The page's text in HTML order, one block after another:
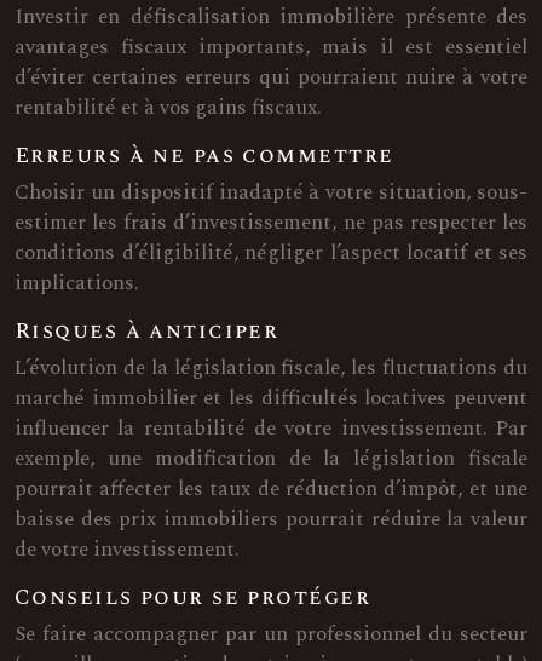
Investir en défiscalisation immobilière présente des
avantages fiscaux importants, mais il est essentiel
d’éviter certaines erreurs qui pourraient nuire à votre
rentabilité et à vos gains fiscaux.
Erreurs à ne pas commettre
Choisir un dispositif inadapté à votre situation, sous-
estimer les frais d’investissement, ne pas respecter les
conditions d’éligibilité, négliger l’aspect locatif et ses
implications.
Risques à anticiper
L’évolution de la législation fiscale, les fluctuations du
marché immobilier et les difficultés locatives peuvent
influencer la rentabilité de votre investissement. Par
exemple, une modification de la législation fiscale
pourrait affecter les taux de réduction d’impôt, et une
baisse des prix immobiliers pourrait réduire la valeur
de votre investissement.
Conseils pour se protéger
Se faire accompagner par un professionnel du secteur